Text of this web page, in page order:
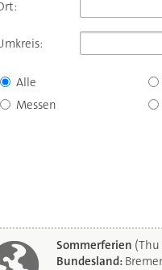
Alle
Messen
Sommerferien (Thu
Bundesland: